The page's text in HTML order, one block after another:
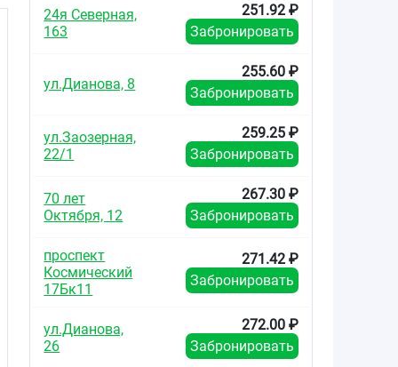
24я Северная,
163
251.92 ₽
Забронировать
ул.Дианова, 8
255.60 ₽
Забронировать
ул.Заозерная,
22/1
259.25 ₽
Забронировать
70 лет
Октября, 12
267.30 ₽
Забронировать
проспект
Космический
17Бк11
271.42 ₽
Забронировать
ул.Дианова,
26
272.00 ₽
Забронировать